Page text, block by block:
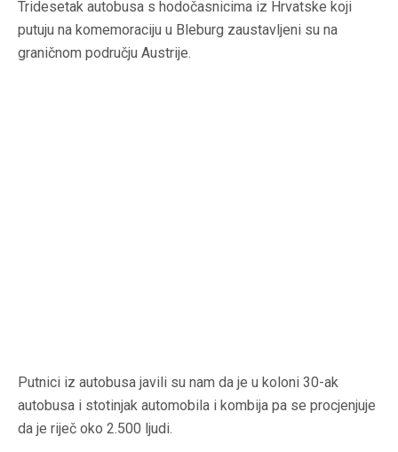
Tridesetak autobusa s hodočasnicima iz Hrvatske koji
putuju na komemoraciju u Bleburg zaustavljeni su na
graničnom području Austrije.
Putnici iz autobusa javili su nam da je u koloni 30-ak
autobusa i stotinjak automobila i kombija pa se procjenjuje
da je riječ oko 2.500 ljudi.